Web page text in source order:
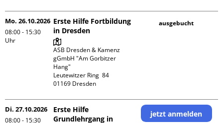
Mo. 26.10.2026
08:00 - 15:30
Uhr
Erste Hilfe Fortbildung
in Dresden
ASB Dresden & Kamenz
gGmbH "Am Gorbitzer
Hang"
Leutewitzer Ring  84
ausgebucht
Di. 27.10.2026
08:00 - 15:30
Erste Hilfe
Grundlehrgang in
jetzt anmelden